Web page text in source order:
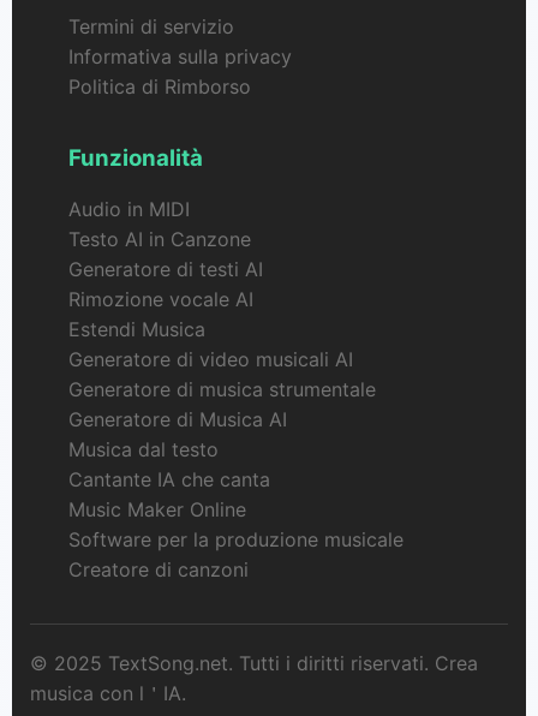
Termini di servizio
Informativa sulla privacy
Politica di Rimborso
Funzionalità
Audio in MIDI
Testo AI in Canzone
Generatore di testi AI
Rimozione vocale AI
Estendi Musica
Generatore di video musicali AI
Generatore di musica strumentale
Generatore di Musica AI
Musica dal testo
Cantante IA che canta
Music Maker Online
Software per la produzione musicale
Creatore di canzoni
© 2025 TextSong.net. Tutti i diritti riservati. Crea
musica con l＇IA.